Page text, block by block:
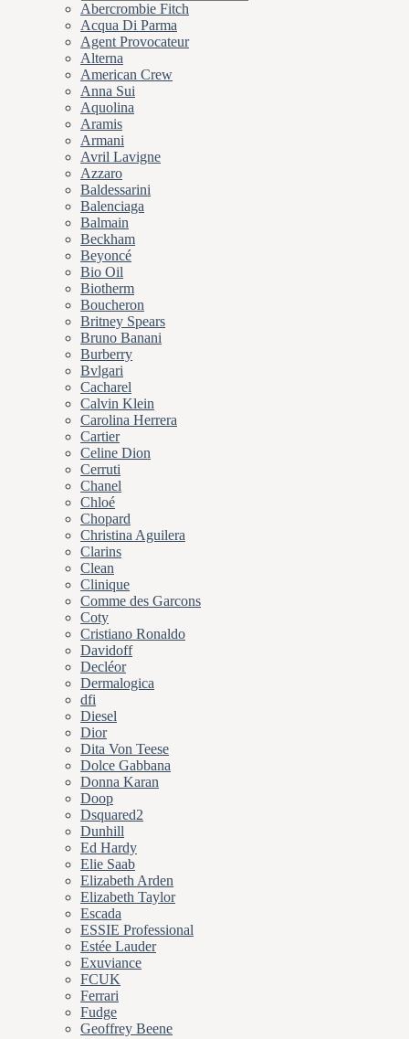
Abercrombie Fitch
Acqua Di Parma
Agent Provocateur
Alterna
American Crew
Anna Sui
Aquolina
Aramis
Armani
Avril Lavigne
Azzaro
Baldessarini
Balenciaga
Balmain
Beckham
Beyoncé
Bio Oil
Biotherm
Boucheron
Britney Spears
Bruno Banani
Burberry
Bvlgari
Cacharel
Calvin Klein
Carolina Herrera
Cartier
Celine Dion
Cerruti
Chanel
Chloé
Chopard
Christina Aguilera
Clarins
Clean
Clinique
Comme des Garcons
Coty
Cristiano Ronaldo
Davidoff
Decléor
Dermalogica
dfi
Diesel
Dior
Dita Von Teese
Dolce Gabbana
Donna Karan
Doop
Dsquared2
Dunhill
Ed Hardy
Elie Saab
Elizabeth Arden
Elizabeth Taylor
Escada
ESSIE Professional
Estée Lauder
Exuviance
FCUK
Ferrari
Fudge
Geoffrey Beene